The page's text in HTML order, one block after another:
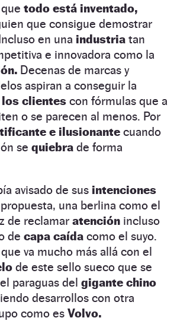
todo está inventado,
que consigue demostrar
en una industria tan
e innovadora como la
Decenas de marcas y
aspiran a conseguir la
clientes con fórmulas que a
o se parecen al menos. Por
e ilusionante cuando
se quiebra de forma
avisado de sus intenciones
una berlina como el
de reclamar atención incluso
de capa caída como el suyo.
que va mucho más allá con el
de este sello sueco que se
paraguas del gigante chino
desarrollos con otra
como es Volvo.